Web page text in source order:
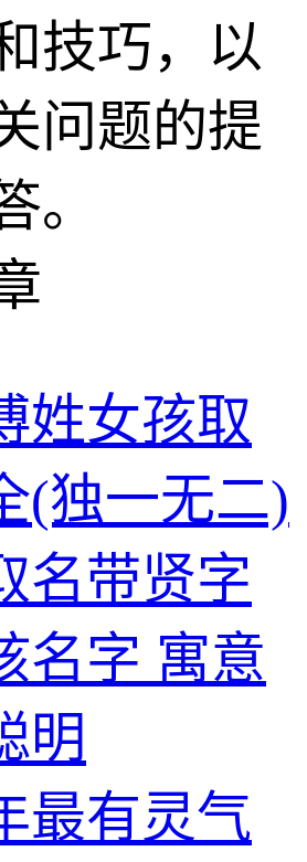
技巧，以
问题的提
。
姓女孩取
(独一无二)
名带贤字
名字 寓意
明
最有灵气